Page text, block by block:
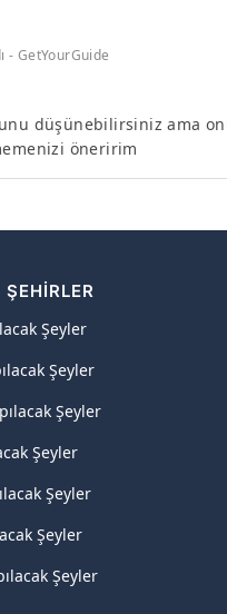
- GetYourGuide
düşünebilirsiniz ama
öneririm
ŞEHIRLER
Şeyler
Şeyler
Şeyler
Şeyler
Şeyler
Şeyler
Şeyler